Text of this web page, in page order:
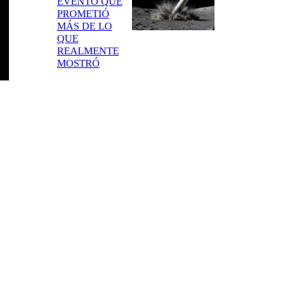
PROMETIÓ
MÁS DE LO
QUE
REALMENTE
MOSTRÓ